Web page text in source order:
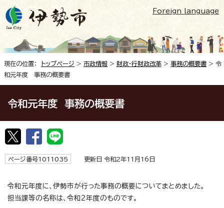
Foreign language
現在の位置： トップページ > 市政情報 > 財政・行財政改革 > 事務の概要書 > 令
和元年度 事務の概要書
令和元年度 事務の概要書
ページ番号1011035 更新日 令和2年11月16日
令和元年度に、伊勢市が行った事務の概要についてまとめました。
担当課等の名称は、令和2年度のものです。